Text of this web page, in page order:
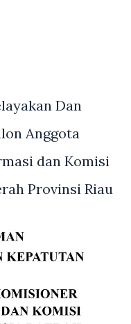
Dan
Anggota
dan Komisi
Provinsi Riau